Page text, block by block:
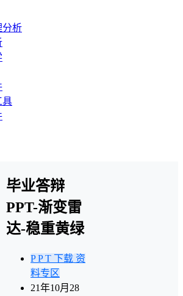
分析
具
毕业答辩
PPT-渐变雷
达-稳重黄绿
P P T 下载 资
料专区
21年10月28